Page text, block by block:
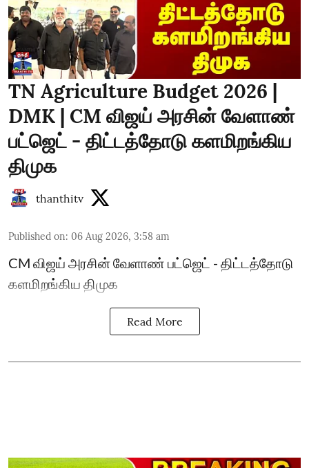
TN Agriculture Budget 2026 |
DMK | CM விஜய் அரசின் வேளாண்
பட்ஜெட் - திட்டத்தோடு களமிறங்கிய
திமுக
thanthitv
Published on: 06 Aug 2026, 3:58 am
CM விஜய் அரசின் வேளாண் பட்ஜெட் - திட்டத்தோடு
களமிறங்கிய திமுக
Read More